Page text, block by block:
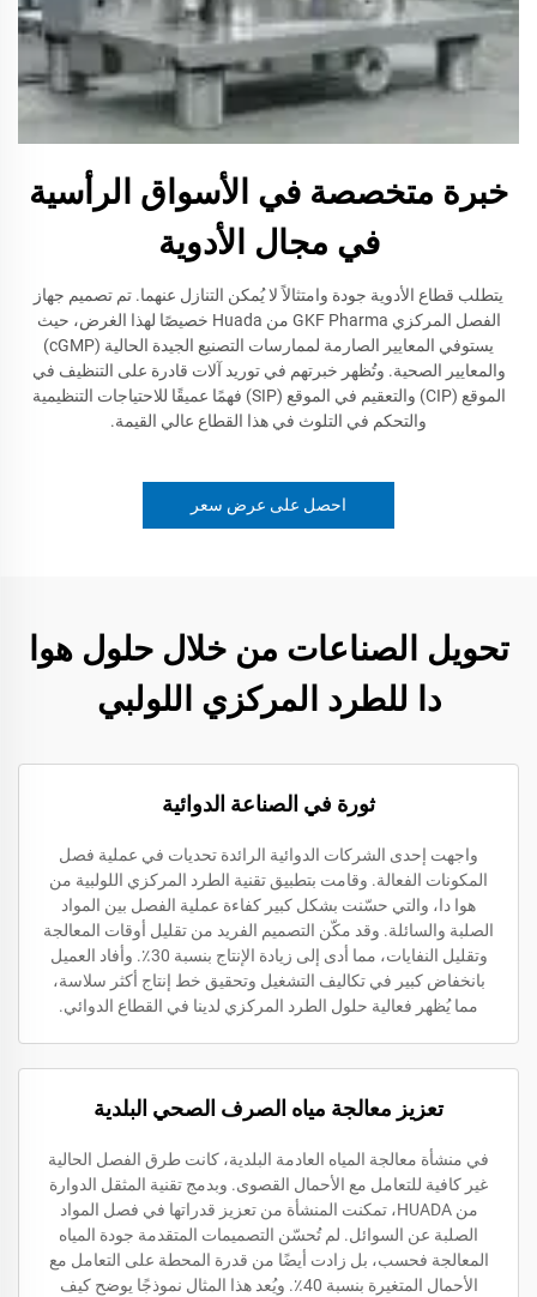
خبرة متخصصة في الأسواق الرأسية
في مجال الأدوية
يتطلب قطاع الأدوية جودة وامتثالاً لا يُمكن التنازل عنهما. تم تصميم جهاز
الفصل المركزي GKF Pharma من Huada خصيصًا لهذا الغرض، حيث
يستوفي المعايير الصارمة لممارسات التصنيع الجيدة الحالية (cGMP)
والمعايير الصحية. وتُظهر خبرتهم في توريد آلات قادرة على التنظيف في
الموقع (CIP) والتعقيم في الموقع (SIP) فهمًا عميقًا للاحتياجات التنظيمية
والتحكم في التلوث في هذا القطاع عالي القيمة.
احصل على عرض سعر
تحويل الصناعات من خلال حلول هوا
دا للطرد المركزي اللولبي
ثورة في الصناعة الدوائية
واجهت إحدى الشركات الدوائية الرائدة تحديات في عملية فصل
المكونات الفعالة. وقامت بتطبيق تقنية الطرد المركزي اللولبية من
هوا دا، والتي حسّنت بشكل كبير كفاءة عملية الفصل بين المواد
الصلبة والسائلة. وقد مكّن التصميم الفريد من تقليل أوقات المعالجة
وتقليل النفايات، مما أدى إلى زيادة الإنتاج بنسبة 30٪. وأفاد العميل
بانخفاض كبير في تكاليف التشغيل وتحقيق خط إنتاج أكثر سلاسة،
مما يُظهر فعالية حلول الطرد المركزي لدينا في القطاع الدوائي.
تعزيز معالجة مياه الصرف الصحي البلدية
في منشأة معالجة المياه العادمة البلدية، كانت طرق الفصل الحالية
غير كافية للتعامل مع الأحمال القصوى. وبدمج تقنية المثقل الدوارة
من HUADA، تمكنت المنشأة من تعزيز قدراتها في فصل المواد
الصلبة عن السوائل. لم تُحسّن التصميمات المتقدمة جودة المياه
المعالجة فحسب، بل زادت أيضًا من قدرة المحطة على التعامل مع
الأحمال المتغيرة بنسبة 40٪. ويُعد هذا المثال نموذجًا يوضح كيف